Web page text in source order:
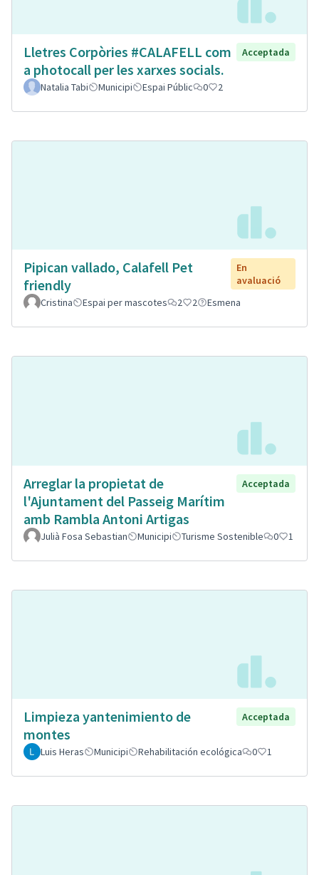
Lletres Corpòries #CALAFELL com
a photocall per les xarxes socials.
Acceptada
Natalia Tabi Municipi Espai Públic 0 2
Pipican vallado, Calafell Pet
friendly
En
avaluació
Cristina
Espai per mascotes 2 2 Esmena
Arreglar la propietat de
l'Ajuntament del Passeig Marítim
amb Rambla Antoni Artigas
Acceptada
Julià Fosa Sebastian Municipi Turisme Sostenible 0 1
Limpieza yantenimiento de
montes
Acceptada
Luis Heras Municipi Rehabilitación ecológica 0 1